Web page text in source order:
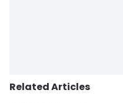
Related Articles